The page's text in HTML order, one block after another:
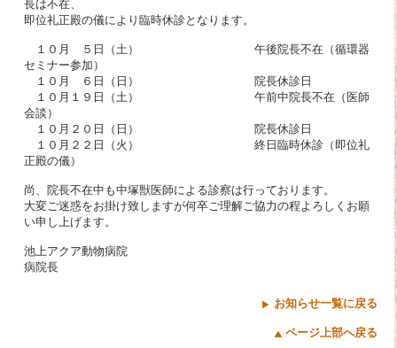
長は不在、
即位礼正殿の儀により臨時休診となります。
１０月 ５日（土） 午後院長不在（循環器
セミナー参加）
１０月 ６日（日） 院長休診日
１０月１９日（土） 午前中院長不在（医師
会談）
１０月２０日（日） 院長休診日
１０月２２日（火） 終日臨時休診（即位礼
正殿の儀）
尚、院長不在中も中塚獣医師による診察は行っております。
大変ご迷惑をお掛け致しますが何卒ご理解ご協力の程よろしくお願
い申し上げます。
池上アクア動物病院
病院長
お知らせ一覧に戻る
ページ上部へ戻る